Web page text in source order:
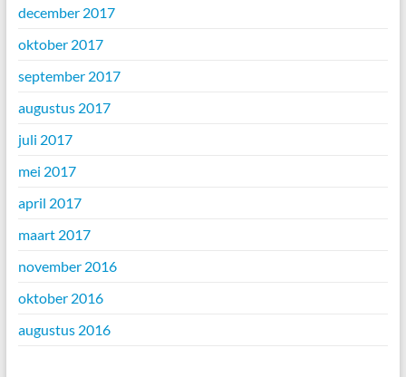
december 2017
oktober 2017
september 2017
augustus 2017
juli 2017
mei 2017
april 2017
maart 2017
november 2016
oktober 2016
augustus 2016